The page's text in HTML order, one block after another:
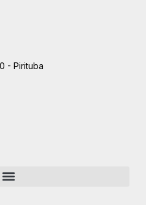
- Pirituba